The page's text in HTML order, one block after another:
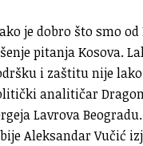
je dobro što smo
pitanja Kosova.
i zaštitu nije
analitičar
Lavrova
Aleksandar Vučić